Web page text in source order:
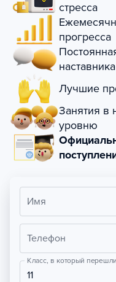
стресса
прогресса
наставника
Лучшие
Занятия в
уровню
Имя
Телефон
Класс, в который перешли
11